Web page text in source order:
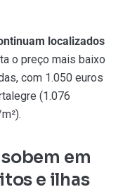
localizados
o preço mais baixo
com 1.050 euros
(1.076
em
e ilhas